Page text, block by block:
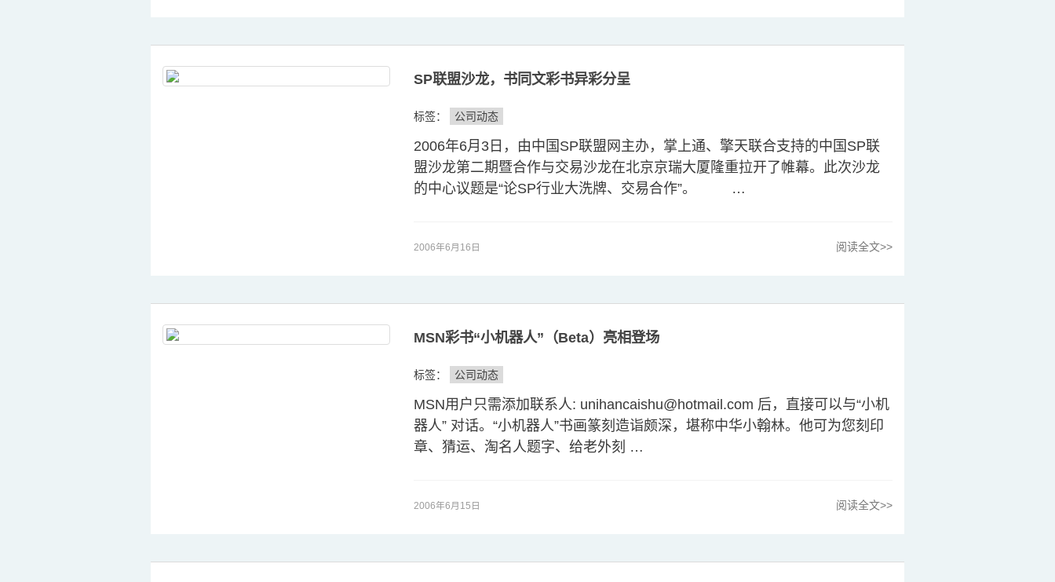
SP联盟沙龙，书同文彩书异彩分呈
标签： 公司动态
2006年6月3日，由中国SP联盟网主办，掌上通、擎天联合支持的中国SP联
盟沙龙第二期暨合作与交易沙龙在北京京瑞大厦隆重拉开了帷幕。此次沙龙
的中心议题是“论SP行业大洗牌、交易合作”。 …
2006年6月16日 阅读全文>>
MSN彩书“小机器人”（Beta）亮相登场
标签： 公司动态
MSN用户只需添加联系人: unihancaishu@hotmail.com 后，直接可以与“小机
器人” 对话。“小机器人”书画篆刻造诣颇深，堪称中华小翰林。他可为您刻印
章、猜运、淘名人题字、给老外刻 …
2006年6月15日 阅读全文>>